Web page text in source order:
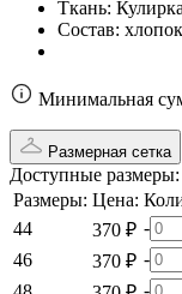
Ткань: Кулирка
Состав:
Минимальная
Размерная сетка
Доступные размеры:
Размеры: Цена:
44
370 ₽ -
46
370 ₽ -
-